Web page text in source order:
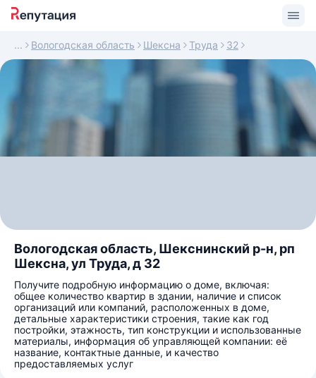
Вологодская область Шексна Труда 32
Вологодская область, Шекснинский р-н, рп
Шексна, ул Труда, д 32
Получите подробную информацию о доме, включая:
общее количество квартир в здании, наличие и список
организаций или компаний, расположенных в доме,
детальные характеристики строения, такие как год
постройки, этажность, тип конструкции и использованные
материалы, информация об управляющей компании: её
название, контактные данные, и качество
предоставляемых услуг